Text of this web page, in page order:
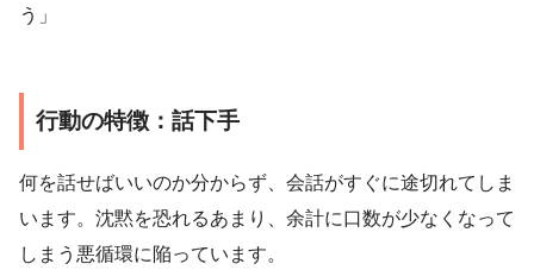
う」
行動の特徴：話下手
何を話せばいいのか分からず、会話がすぐに途切れてしま
います。沈黙を恐れるあまり、余計に口数が少なくなって
しまう悪循環に陥っています。